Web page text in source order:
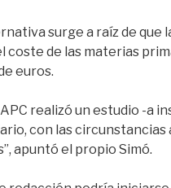
surge a raíz de
coste de las materias
euros.
realizó un estudio -a
con las
apuntó el propio Simó.